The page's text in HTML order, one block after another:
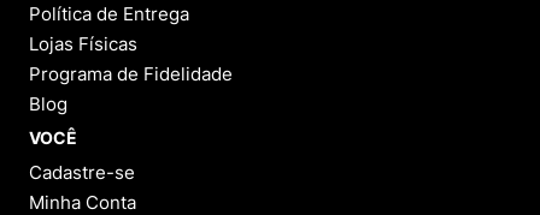
Política de Entrega
Lojas Físicas
Programa de Fidelidade
Blog
VOCÊ
Cadastre-se
Minha Conta